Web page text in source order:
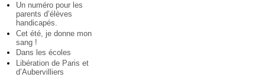
Un numéro pour les
parents d’élèves
handicapés.
Cet été, je donne mon
sang !
Dans les écoles
Libération de Paris et
d’Aubervilliers